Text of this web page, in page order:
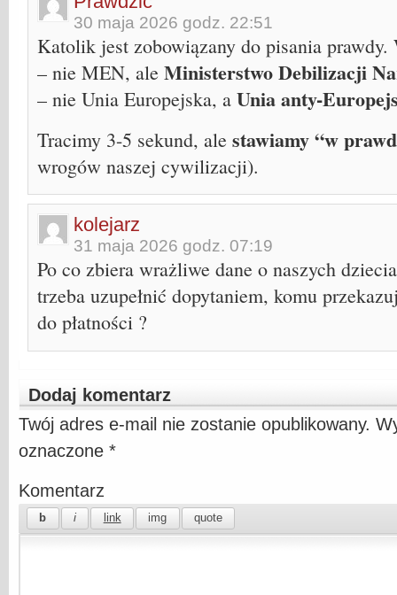
30 maja 2026 godz. 22:51
Katolik jest zobowiązany do pisania
– nie MEN, ale Ministerstwo Debilizacji
– nie Unia Europejska, a Unia anty-
Tracimy 3-5 sekund, ale stawiamy “w
wrogów naszej cywilizacji).
kolejarz
31 maja 2026 godz. 07:19
Po co zbiera wrażliwe dane o naszych
trzeba uzupełnić dopytaniem, komu
do płatności ?
Dodaj komentarz
Twój adres e-mail nie zostanie opublikowany.
oznaczone *
Komentarz